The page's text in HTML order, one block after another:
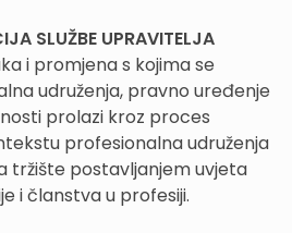
SLUŽBE UPRAVITELJA
i promjena s kojima se
udruženja, pravno uređenje
prolazi kroz proces
profesionalna udruženja
tržište postavljanjem uvjeta
i članstva u profesiji.